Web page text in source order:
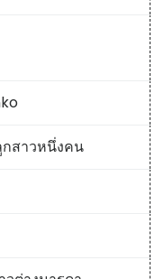
สาวหนึ่งคน